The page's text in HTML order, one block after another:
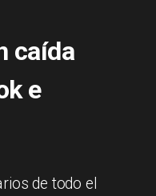
caída
e
de todo el